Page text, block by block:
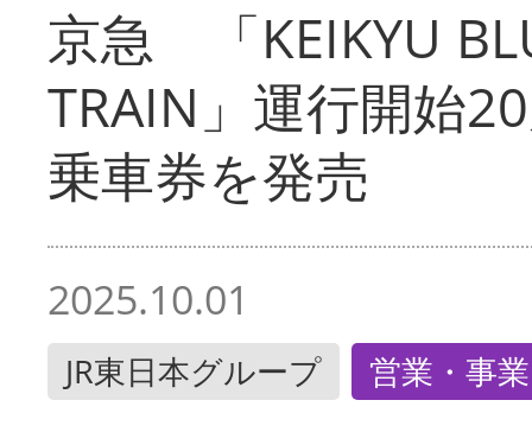
京急 「KEIKYU
TRAIN」運行開始
乗車券を発売
2025.10.01
JR東日本グループ 営業・事